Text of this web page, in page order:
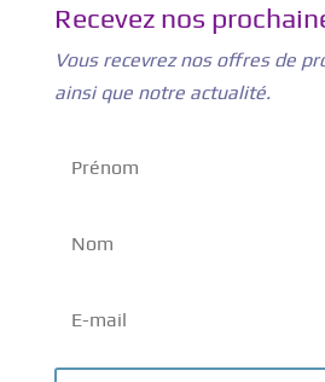
Recevez nos
Vous recevrez nos offres de
ainsi que notre actualité.